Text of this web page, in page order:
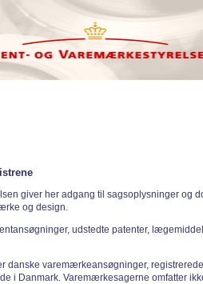
giver her adgang til sagsoplysninger og
og design.
udstedte patenter,
danske varemærkeansøgninger,
i Danmark. Varemærkesagerne omfatter